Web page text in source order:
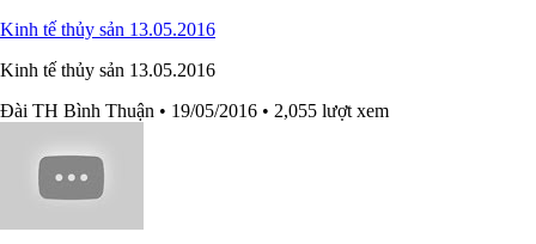
Kinh tế thủy sản 13.05.2016
Kinh tế thủy sản 13.05.2016
Đài TH Bình Thuận • 19/05/2016 • 2,055 lượt xem